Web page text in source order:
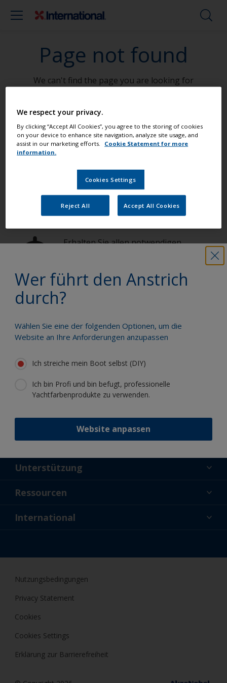
Page not found
We can't find the page you are looking for
Go To Home
Wer führt den Anstrich
durch?
Wählen Sie eine der folgenden Optionen, um die
Website an Ihre Anforderungen anzupassen
Ich streiche mein Boot selbst (DIY)
Ich bin Profi und bin befugt, professionelle
Yachtfarbenprodukte zu verwenden.
Website anpassen
Streichen Sie Ihr Boot wie ein Profi
Finden Sie die besten Produkte, um Ihr
Boot in einem großartigem Zustand zu
erhalten
Erhalten Sie allen notwendigen
Profitieren Sie von unserer ständigen
wissenschaftlichen Know-how
Folgen Sie International:
Unterstützung
Über uns
Ressourcen
Aktuelles
International
Nutzungsbedingungen
Privacy Statement
Cookies
Cookies Settings
Erklärung zur Barrierefreiheit
We respect your privacy.
By clicking “Accept All Cookies”, you agree to the storing of cookies
on your device to enhance site navigation, analyze site usage, and
assist in our marketing efforts.
Cookie Statement for more
information.
Cookies Settings
Reject All Accept All Cookies